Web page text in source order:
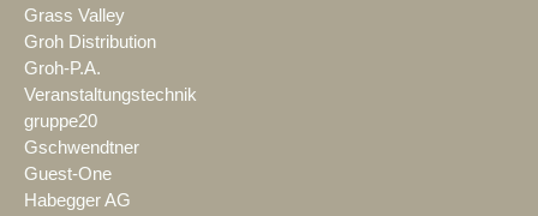
Grass Valley
Groh Distribution
Groh-P.A.
Veranstaltungstechnik
gruppe20
Gschwendtner
Guest-One
Habegger AG